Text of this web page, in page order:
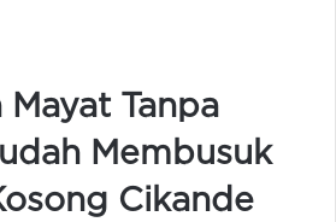
Mayat Tanpa
Membusuk
Cikande